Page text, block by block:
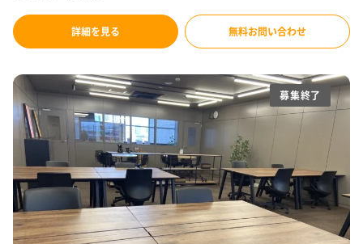
詳細を見る 無料お問い合わせ
募集終了